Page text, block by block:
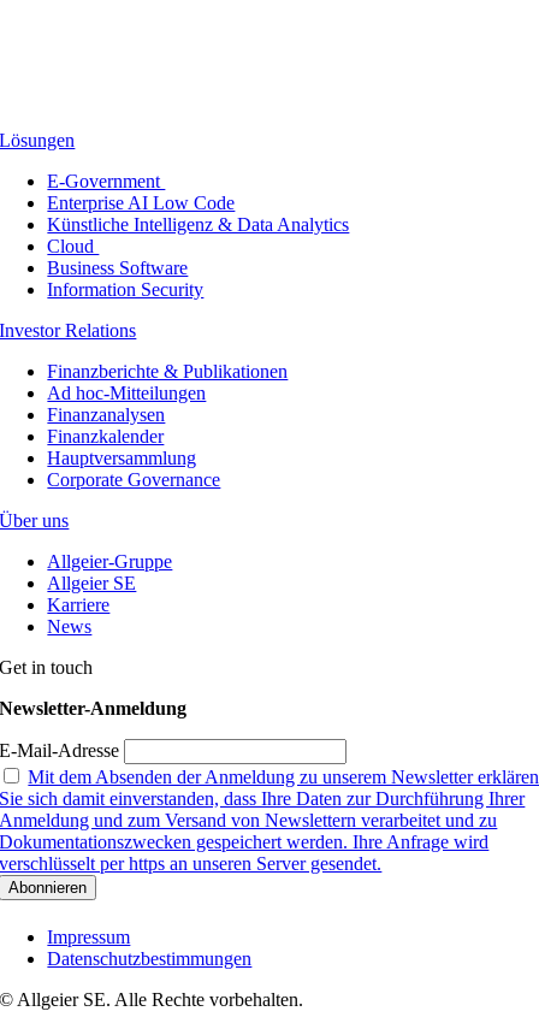
Lösungen
E-Government
Enterprise AI Low Code
Künstliche Intelligenz & Data Analytics
Cloud
Business Software
Information Security
Investor Relations
Finanzberichte & Publikationen
Ad hoc-Mitteilungen
Finanzanalysen
Finanzkalender
Hauptversammlung
Corporate Governance
Über uns
Allgeier-Gruppe
Allgeier SE
Karriere
News
Get in touch
Newsletter-Anmeldung
E-Mail-Adresse
Mit dem Absenden der Anmeldung zu unserem Newsletter erklären
Sie sich damit einverstanden, dass Ihre Daten zur Durchführung Ihrer
Anmeldung und zum Versand von Newslettern verarbeitet und zu
Dokumentationszwecken gespeichert werden. Ihre Anfrage wird
verschlüsselt per https an unseren Server gesendet.
Impressum
Datenschutzbestimmungen
© Allgeier SE. Alle Rechte vorbehalten.